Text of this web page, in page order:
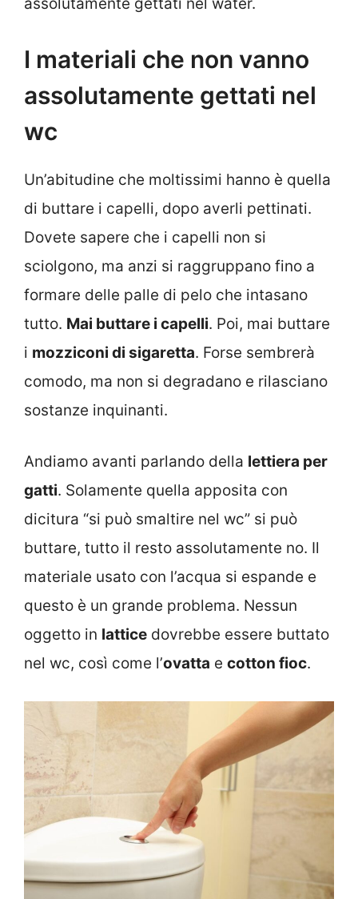
I materiali che non vanno
assolutamente gettati nel
wc
Un’abitudine che moltissimi hanno è quella
di buttare i capelli, dopo averli pettinati.
Dovete sapere che i capelli non si
sciolgono, ma anzi si raggruppano fino a
formare delle palle di pelo che intasano
tutto. Mai buttare i capelli. Poi, mai buttare
i mozziconi di sigaretta. Forse sembrerà
comodo, ma non si degradano e rilasciano
sostanze inquinanti.
Andiamo avanti parlando della lettiera per
gatti. Solamente quella apposita con
dicitura “si può smaltire nel wc” si può
buttare, tutto il resto assolutamente no. Il
materiale usato con l’acqua si espande e
questo è un grande problema. Nessun
oggetto in lattice dovrebbe essere buttato
nel wc, così come l’ovatta e cotton fioc.